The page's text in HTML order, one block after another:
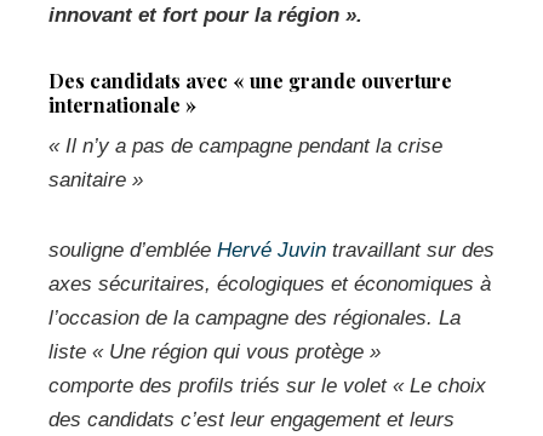
innovant et fort pour la région ».
Des candidats avec « une grande ouverture
internationale »
« Il n’y a pas de campagne pendant la crise
sanitaire »
souligne d’emblée Hervé Juvin travaillant sur des
axes sécuritaires, écologiques et économiques à
l’occasion de la campagne des régionales. La
liste «Une région qui vous protège »
comporte des profils triés sur le volet « Le choix
des candidats c’est leur engagement et leurs